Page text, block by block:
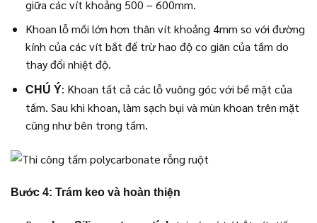
giữa các vít khoảng 500 – 600mm.
Khoan lỗ mồi lớn hơn thân vít khoảng 4mm so với đường
kính của các vít bắt để trừ hao độ co giãn của tấm do
thay đổi nhiệt độ.
CHÚ Ý: Khoan tất cả các lỗ vuông góc với bề mặt của
tấm. Sau khi khoan, làm sạch bụi và mùn khoan trên mặt
cũng như bên trong tấm.
Bước 4: Trám keo và hoàn thiện